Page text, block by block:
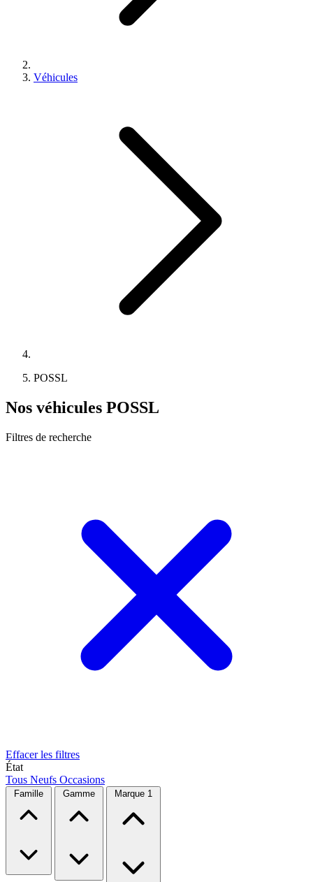
Véhicules
POSSL
Nos véhicules POSSL
Filtres de recherche
Effacer les filtres
État
Tous Neufs Occasions
Famille Gamme Marque 1